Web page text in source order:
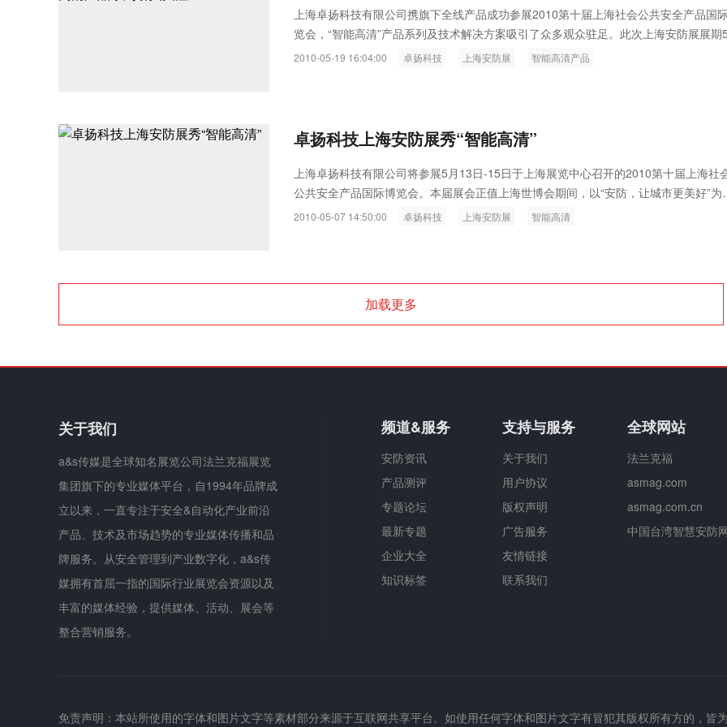
上海卓扬科技有限公司携旗下全线产品成功参展2010第十届上海社会公共安全产品国
览会，“智能高清”产品系列及技术解决方案吸引了众多观众驻足。此次上海安防展展期
13日-15日，汇聚了国内外近250家在行业中最具代表性的厂商，为广大观众带来最前沿
2010-05-19 16:04:00 卓扬科技 上海安防展 智能高清产品
卓扬科技上海安防展秀“智能高清”
上海卓扬科技有限公司将参展5月13日-15日于上海展览中心召开的2010第十届上海社
公共安全产品国际博览会。本届展会正值上海世博会期间，以“安防，让城市更美好”为
题，突出“新技术、新产品、新方案”，为平安世博提供最好的物质基础和条件。
2010-05-07 14:50:00 卓扬科技 上海安防展 智能高清
加载更多
关于我们
a&s传媒是全球知名展览公司法兰克福展览
集团旗下的专业媒体平台，自1994年品牌成
立以来，一直专注于安全&自动化产业前沿
产品、技术及市场趋势的专业媒体传播和品
牌服务。从安全管理到产业数字化，a&s传
媒拥有首屈一指的国际行业展览会资源以及
丰富的媒体经验，提供媒体、活动、展会等
整合营销服务。
频道&服务
安防资讯
产品测评
专题论坛
最新专题
企业大全
知识标签
支持与服务
关于我们
用户协议
版权声明
广告服务
友情链接
联系我们
全球网站
法兰克福
asmag.com
asmag.com.cn
中国台湾智慧安防
免责声明：本站所使用的字体和图片文字等素材部分来源于互联网共享平台。如使用任何字体和图片文字有冒犯其版权所有方的，